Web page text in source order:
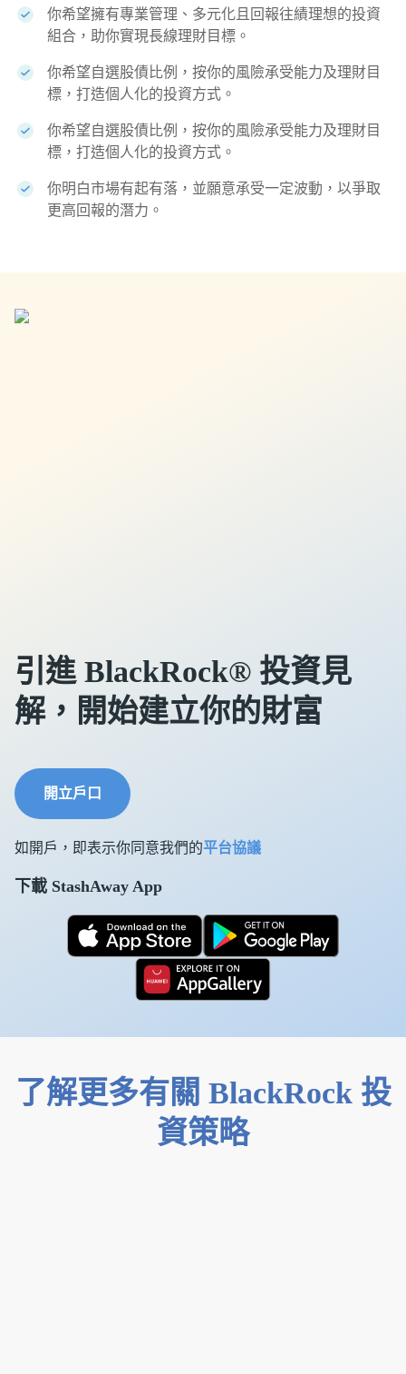
你希望擁有專業管理、多元化且回報往績理想的投資
組合，助你實現長線理財目標。
你希望自選股債比例，按你的風險承受能力及理財目
標，打造個人化的投資方式。
你希望自選股債比例，按你的風險承受能力及理財目
標，打造個人化的投資方式。
你明白市場有起有落，並願意承受一定波動，以爭取
更高回報的潛力。
引進 BlackRock® 投資見
解，開始建立你的財富
開立戶口
如開戶，即表示你同意我們的平台協議
下載 StashAway App
了解更多有關 BlackRock 投
資策略